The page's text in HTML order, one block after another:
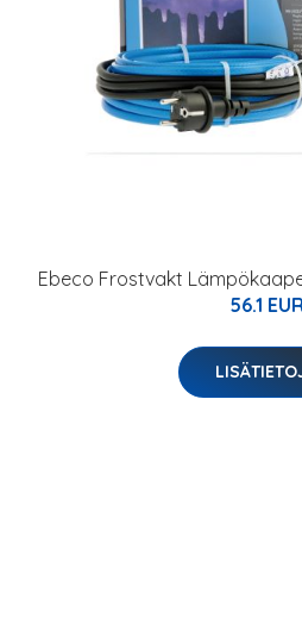
Ebeco Frostvakt
56.1